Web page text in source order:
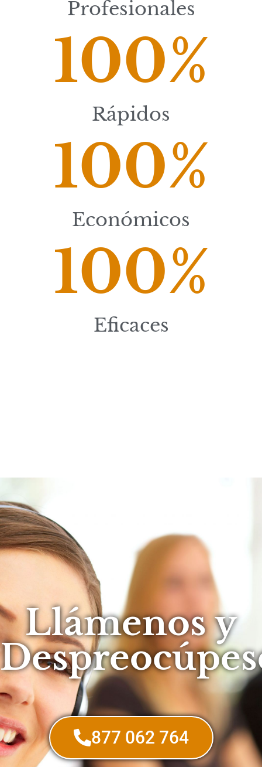
Profesionales
Rápidos
100%
Económicos
100%
Eficaces
100%
Llámenos y
877 062 764